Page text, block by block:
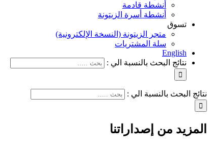
أنشطة قادمة
أنشطة أسرة الزيتونة
تسوق
متجر الزيتونة (النسخة الإلكترونية)
سلة المشتريات
English
نتائج البحث بالنسبة الي :
نتائج البحث بالنسبة الي :
المزيد من إصداراتنا